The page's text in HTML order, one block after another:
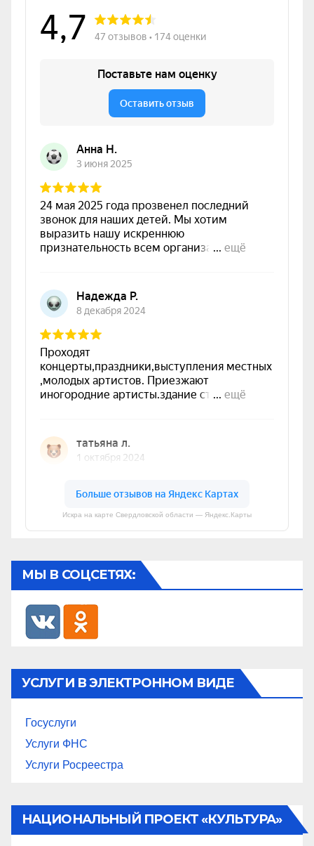
Искра на карте Свердловской области — Яндекс.Карты
МЫ В СОЦСЕТЯХ:
УСЛУГИ В ЭЛЕКТРОННОМ ВИДЕ
Госуслуги
Услуги ФНС
Услуги Росреестра
НАЦИОНАЛЬНЫЙ ПРОЕКТ «КУЛЬТУРА»